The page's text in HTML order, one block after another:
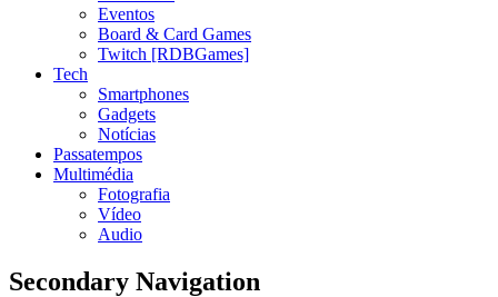
Eventos
Board & Card Games
Twitch [RDBGames]
Tech
Smartphones
Gadgets
Notícias
Passatempos
Multimédia
Fotografia
Vídeo
Audio
Secondary Navigation